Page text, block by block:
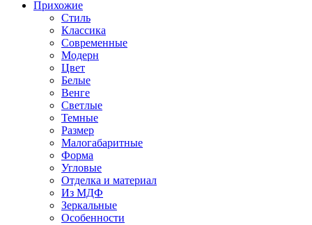
Прихожие
Стиль
Классика
Современные
Модерн
Цвет
Белые
Венге
Светлые
Темные
Размер
Малогабаритные
Форма
Угловые
Отделка и материал
Из МДФ
Зеркальные
Особенности